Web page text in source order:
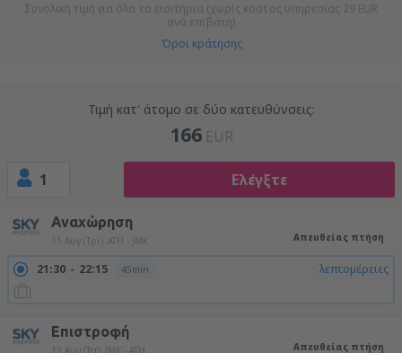
Συνολική τιμή για όλα τα εισιτήρια (χωρίς κόστος υπηρεσίας 29 EUR
ανά επιβάτη)
Όροι κράτησης
Τιμή κατ' άτομο σε δύο κατευθύνσεις:
166 EUR
1 Ελέγξτε
Αναχώρηση
11 Αυγ (Τρί) ATH - JMK Απευθείας πτήση
21:30 22:15 45min λεπτομέρειες
Επιστροφή
12 Αυγ (Τετ) JMK - ATH Απευθείας πτήση